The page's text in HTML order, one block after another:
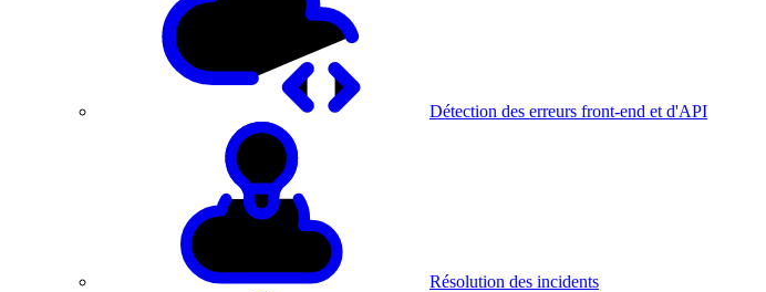
Détection des erreurs front-end et d'API
Résolution des incidents